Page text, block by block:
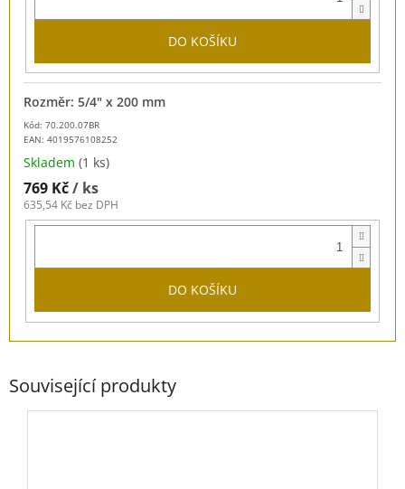
DO KOŠÍKU
Kód: 70.200.07BR
EAN: 4019576108252
Rozměr: 5/4" x 200 mm
Skladem (1 ks)
769 Kč/ ks
635,54 Kč bez DPH
DO KOŠÍKU
Související produkty